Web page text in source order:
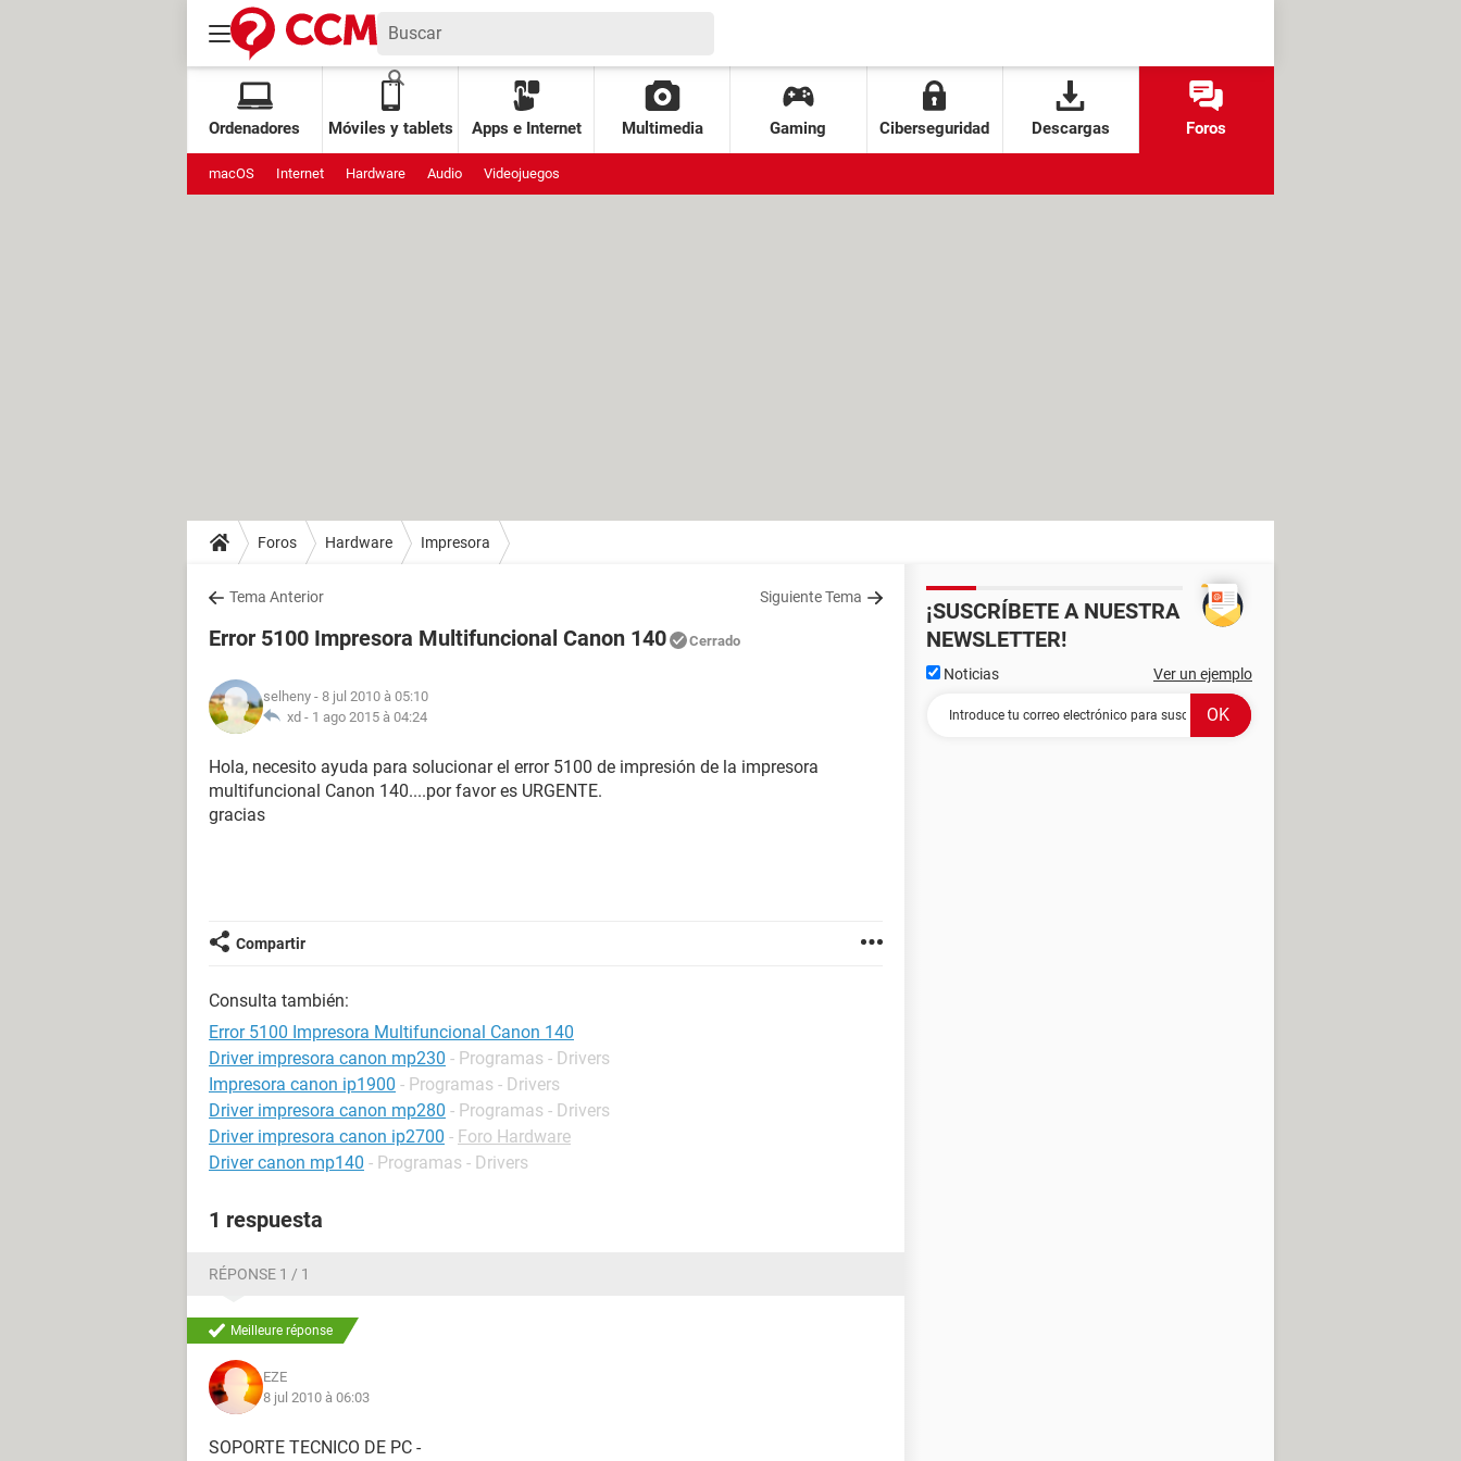
Ordenadores Móviles y tablets Apps e Internet Multimedia Gaming Ciberseguridad Descargas Foros
macOS Internet Hardware Audio Videojuegos
Foros Hardware Impresora
Tema Anterior Siguiente Tema
Error 5100 Impresora Multifuncional Canon 140 Cerrado
selheny - 8 jul 2010 à 05:10
xd - 1 ago 2015 à 04:24
Hola, necesito ayuda para solucionar el error 5100 de impresión de la impresora
multifuncional Canon 140....por favor es URGENTE.
gracias
Compartir
Consulta también:
Error 5100 Impresora Multifuncional Canon 140
Driver impresora canon mp230 - Programas - Drivers
Impresora canon ip1900 - Programas - Drivers
Driver impresora canon mp280 - Programas - Drivers
Driver impresora canon ip2700 - Foro Hardware
Driver canon mp140 - Programas - Drivers
1 respuesta
RÉPONSE 1 / 1
Meilleure réponse
EZE
8 jul 2010 à 06:03
SOPORTE TECNICO DE PC -
¡SUSCRÍBETE A NUESTRA
NEWSLETTER!
Noticias Ver un ejemplo